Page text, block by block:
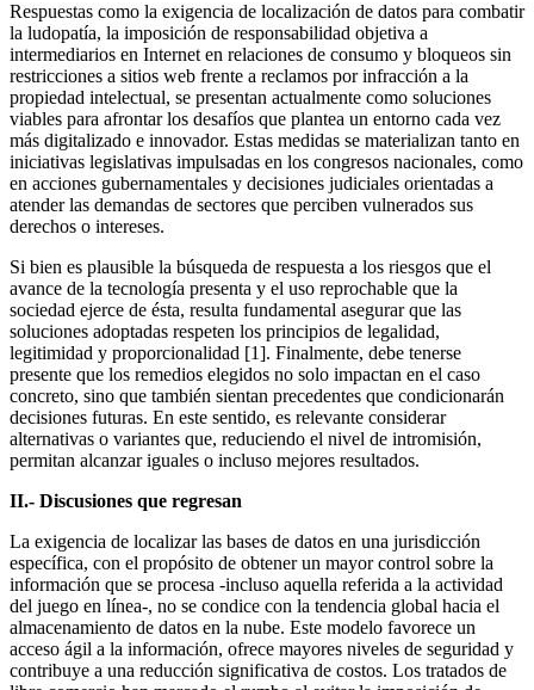
Respuestas como la exigencia de localización de datos para combatir
la ludopatía, la imposición de responsabilidad objetiva a
intermediarios en Internet en relaciones de consumo y bloqueos sin
restricciones a sitios web frente a reclamos por infracción a la
propiedad intelectual, se presentan actualmente como soluciones
viables para afrontar los desafíos que plantea un entorno cada vez
más digitalizado e innovador. Estas medidas se materializan tanto en
iniciativas legislativas impulsadas en los congresos nacionales, como
en acciones gubernamentales y decisiones judiciales orientadas a
atender las demandas de sectores que perciben vulnerados sus
derechos o intereses.
Si bien es plausible la búsqueda de respuesta a los riesgos que el
avance de la tecnología presenta y el uso reprochable que la
sociedad ejerce de ésta, resulta fundamental asegurar que las
soluciones adoptadas respeten los principios de legalidad,
legitimidad y proporcionalidad [1]. Finalmente, debe tenerse
presente que los remedios elegidos no solo impactan en el caso
concreto, sino que también sientan precedentes que condicionarán
decisiones futuras. En este sentido, es relevante considerar
alternativas o variantes que, reduciendo el nivel de intromisión,
permitan alcanzar iguales o incluso mejores resultados.
II.- Discusiones que regresan
La exigencia de localizar las bases de datos en una jurisdicción
específica, con el propósito de obtener un mayor control sobre la
información que se procesa -incluso aquella referida a la actividad
del juego en línea-, no se condice con la tendencia global hacia el
almacenamiento de datos en la nube. Este modelo favorece un
acceso ágil a la información, ofrece mayores niveles de seguridad y
contribuye a una reducción significativa de costos. Los tratados de